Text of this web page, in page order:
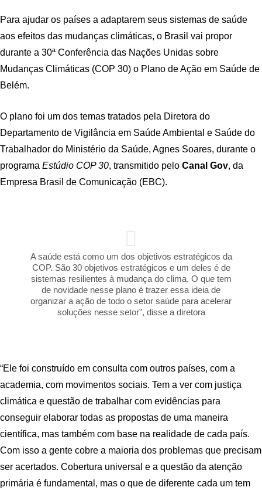
Para ajudar os países a adaptarem seus sistemas de saúde
aos efeitos das mudanças climáticas, o Brasil vai propor
durante a 30ª Conferência das Nações Unidas sobre
Mudanças Climáticas (COP 30) o Plano de Ação em Saúde de
Belém.
O plano foi um dos temas tratados pela Diretora do
Departamento de Vigilância em Saúde Ambiental e Saúde do
Trabalhador do Ministério da Saúde, Agnes Soares, durante o
programa Estúdio COP 30, transmitido pelo Canal Gov, da
Empresa Brasil de Comunicação (EBC).
A saúde está como um dos objetivos estratégicos da
COP. São 30 objetivos estratégicos e um deles é de
sistemas resilientes à mudança do clima. O que tem
de novidade nesse plano é trazer essa ideia de
organizar a ação de todo o setor saúde para acelerar
soluções nesse setor”, disse a diretora
“Ele foi construído em consulta com outros países, com a
academia, com movimentos sociais. Tem a ver com justiça
climática e questão de trabalhar com evidências para
conseguir elaborar todas as propostas de uma maneira
científica, mas também com base na realidade de cada país.
Com isso a gente cobre a maioria dos problemas que precisam
ser acertados. Cobertura universal e a questão da atenção
primária é fundamental, mas o que de diferente cada um tem